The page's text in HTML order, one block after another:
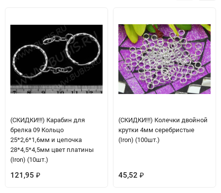
(СКИДКИ!!!) Карабин для
брелка 09 Кольцо
25*2,6*1,6мм и цепочка
28*4,5*4,5мм цвет платины
(Iron) (10шт.)
121,95 ₽
(СКИДКИ!!!) Колечки двойной
крутки 4мм серебристые
(Iron) (100шт.)
45,52 ₽